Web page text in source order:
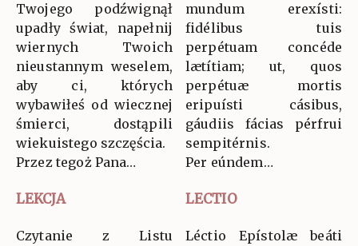
Twojego podźwignął
upadły świat, napełnij
wiernych Twoich
nieustannym weselem,
aby ci, których
wybawiłeś od wiecznej
śmierci, dostąpili
wiekuistego szczęścia.
Przez tegoż Pana…
mundum erexísti:
fidélibus tuis
perpétuam concéde
lætítiam; ut, quos
perpétuæ mortis
eripuísti cásibus,
gáudiis fácias pérfrui
sempitérnis.
Per eúndem…
LEKCJA LECTIO
Czytanie z Listu
Léctio Epístolæ beáti